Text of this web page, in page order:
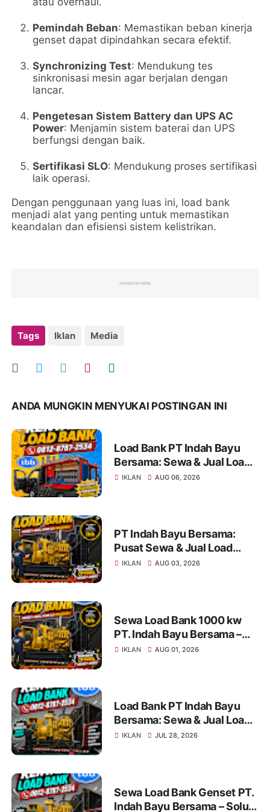
Pemindah Beban: Memastikan beban kinerja
genset dapat dipindahkan secara efektif.
Synchronizing Test: Mendukung tes
sinkronisasi mesin agar berjalan dengan
lancar.
Pengetesan Sistem Battery dan UPS AC
Power: Menjamin sistem baterai dan UPS
berfungsi dengan baik.
Sertifikasi SLO: Mendukung proses sertifikasi
laik operasi.
Dengan penggunaan yang luas ini, load bank
menjadi alat yang penting untuk memastikan
keandalan dan efisiensi sistem kelistrikan.
Tags Iklan Media
ANDA MUNGKIN MENYUKAI POSTINGAN INI
Load Bank PT Indah Bayu
Bersama: Sewa & Jual Load
Bank Terpercaya Jakarta |
IKLAN AUG 06, 2026
PT Indah Bayu Bersama:
Pusat Sewa & Jual Load
Bank Andal untuk Pengujian
IKLAN AUG 03, 2026
Sewa Load Bank 1000 kw
PT. Indah Bayu Bersama –
Solusi Profesional Pengujian
IKLAN AUG 01, 2026
Load Bank PT Indah Bayu
Bersama: Sewa & Jual Load
Bank Terpercaya
IKLAN JUL 28, 2026
Sewa Load Bank Genset PT.
Indah Bayu Bersama – Solusi